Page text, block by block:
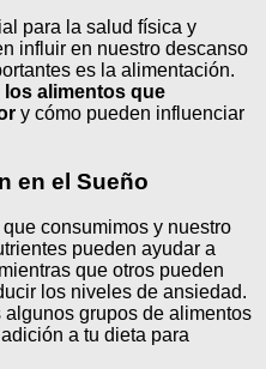
para la salud física y
influir en nuestro descanso
es la alimentación.
los alimentos que
y cómo pueden influenciar
en el Sueño
consumimos y nuestro
pueden ayudar a
que otros pueden
los niveles de ansiedad.
grupos de alimentos
a tu dieta para